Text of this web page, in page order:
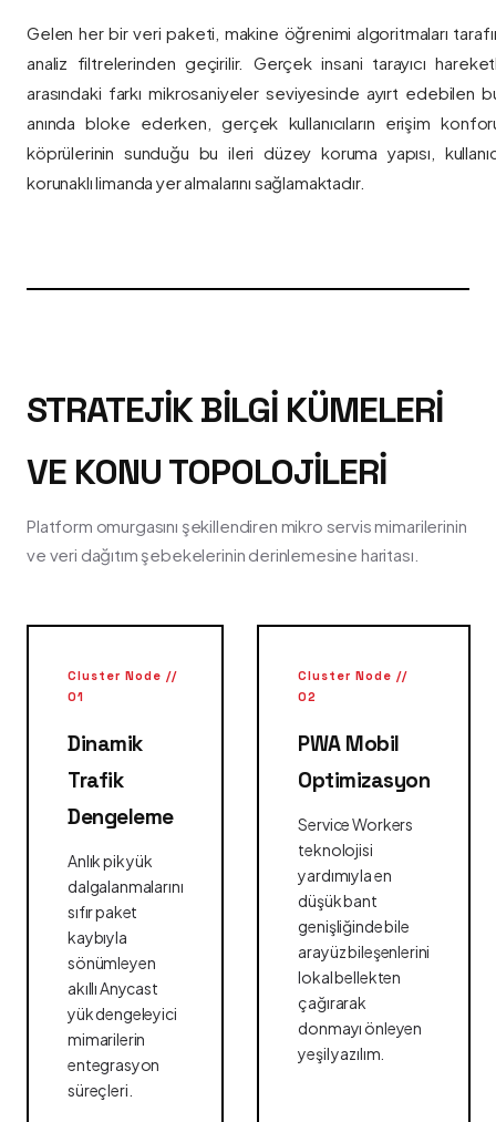
Gelen her bir veri paketi, makine öğrenimi algoritmaları
analiz filtrelerinden geçirilir. Gerçek insani tarayıcı
arasındaki farkı mikrosaniyeler seviyesinde ayırt edebilen
anında bloke ederken, gerçek kullanıcıların erişim
köprülerinin sunduğu bu ileri düzey koruma yapısı,
korunaklı limanda yer almalarını sağlamaktadır.
STRATEJIK BILGI KÜMELERI
VE KONU TOPOLOJILERI
Platform omurgasını şekillendiren mikro servis mimarilerinin
ve veri dağıtım şebekelerinin derinlemesine haritası.
Cluster Node //
01
Dinamik
Trafik
Dengeleme
Anlık pik yük
dalgalanmalarını
sıfır paket
kaybıyla
sönümleyen
akıllı Anycast
yük dengeleyici
mimarilerin
entegrasyon
süreçleri.
Cluster Node //
02
PWA Mobil
Optimizasyon
Service Workers
teknolojisi
yardımıyla en
düşük bant
genişliğinde bile
arayüz bileşenlerini
lokal bellekten
çağırarak
donmayı önleyen
yeşil yazılım.